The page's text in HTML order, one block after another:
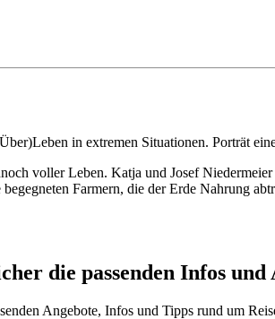
in extremen Situationen. Porträt
voller Leben. Katja und Josef
Farmern, die der Erde Nahrung
die passenden Infos und
Angebote, Infos und Tipps rund um